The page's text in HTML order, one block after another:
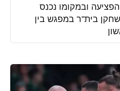
ובמקומו נכנס
בית"ר במפגש בין